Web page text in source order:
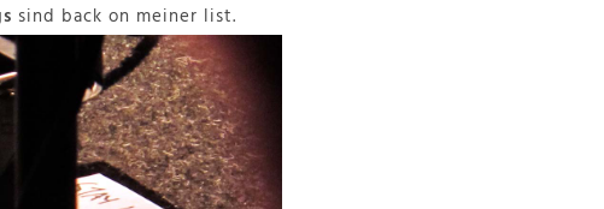
sind back on meiner list.